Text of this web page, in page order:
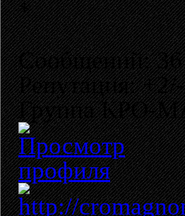
Сообщений: 36
Репутация:
Группа КРО-